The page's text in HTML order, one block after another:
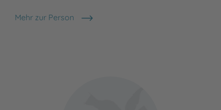
Mehr zur Person
F. M. Winkel